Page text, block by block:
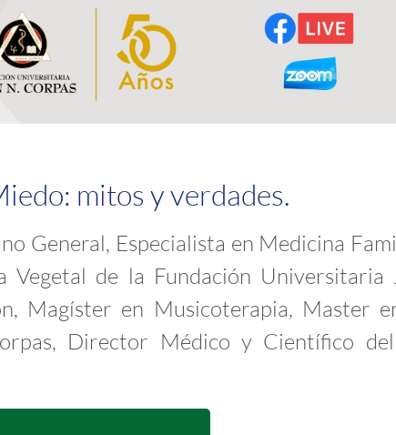
mitos y verdades.
General, Especialista en Medicina
Vegetal de la Fundación Universitaria
Magíster en Musicoterapia, Master
Director Médico y Científico